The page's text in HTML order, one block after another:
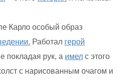
Карло особый образ
Работал герой
покладая рук, а имел с этого
с нарисованным очагом и